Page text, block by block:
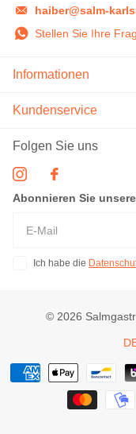
haiber@salm-
Stellen Sie Ihre
Informationen
Kundenservice
Folgen Sie uns
Abonnieren Sie
Ich habe die
© 2026